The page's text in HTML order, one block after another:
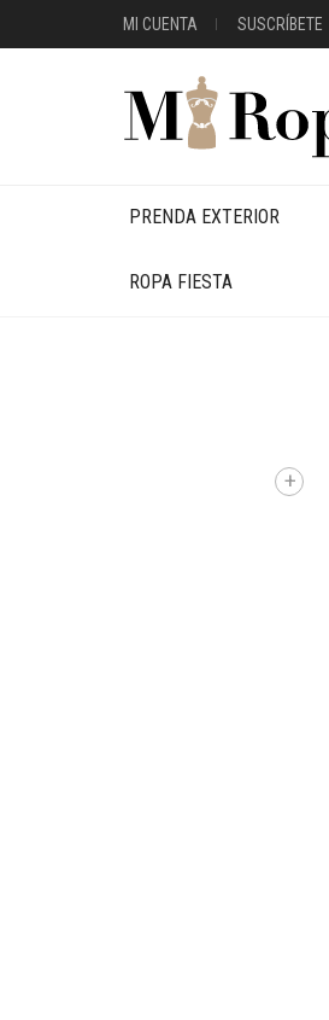
MI CUENTA SUSCRÍBETE
PRENDA EXTERIOR
ROPA FIESTA
+